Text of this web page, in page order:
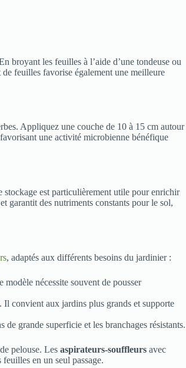
broyant les feuilles à l’aide d’une tondeuse ou
feuilles favorise également une meilleure
Appliquez une couche de 10 à 15 cm autour
une activité microbienne bénéfique
stockage est particulièrement utile pour enrichir
garantit des nutriments constants pour le sol,
, adaptés aux différents besoins du jardinier :
nécessite souvent de pousser
Il convient aux jardins plus grands et supporte
grande superficie et les branchages résistants.
pelouse. Les aspirateurs-souffleurs avec
en un seul passage.